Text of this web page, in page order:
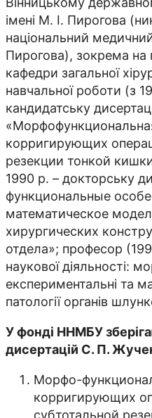
імені М. I. Пирогова
національний
Пирогова), зокрема на
кафедри загальної
навчальної роботи (з
кандидатську
корригирующих
резекции тонкой
1990 р. – докторську
функциональные
математическое
хирургических
отдела»; професор
наукової діяльності:
експериментальні та
патології органів
У фонді ННМБУ
дисертацій С. П.
Морфо-
корригирующих
субтотальной